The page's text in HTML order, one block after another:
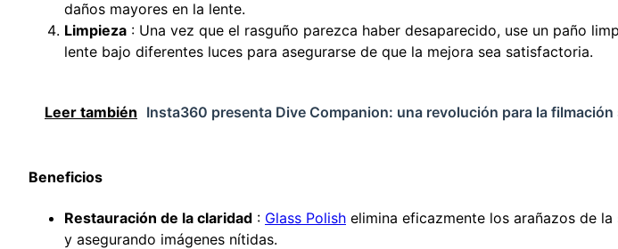
daños mayores en la lente.
Limpieza : Una vez que el rasguño parezca haber desaparecido, use un paño
lente bajo diferentes luces para asegurarse de que la mejora sea satisfactoria.
Leer también Insta360 presenta Dive Companion: una revolución para la filmación
Beneficios
Restauración de la claridad : Glass Polish elimina eficazmente los arañazos de
y asegurando imágenes nítidas.